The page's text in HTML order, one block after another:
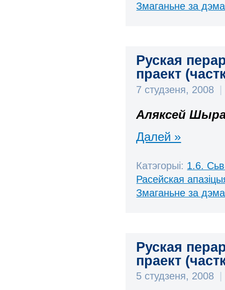
Змаганьне за
Руская
праект
7 студзеня, 2008
Аляксей
Далей »
Катэгорыі: 1.6.
Расейская
Змаганьне за
Руская
праект
5 студзеня, 2008